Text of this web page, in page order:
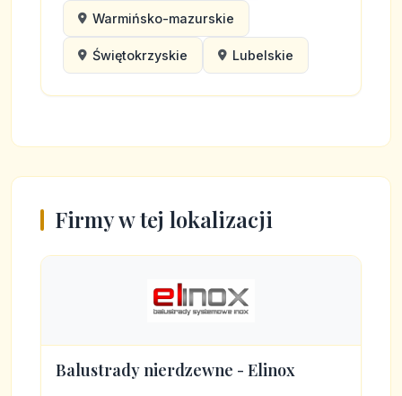
Warmińsko-mazurskie
Świętokrzyskie Lubelskie
Firmy w tej lokalizacji
Balustrady nierdzewne - Elinox